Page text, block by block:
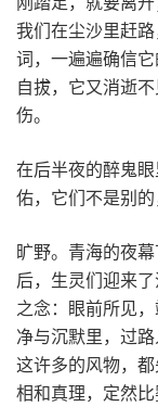
我们在尘沙里赶
词，一遍遍确信
自拔，它又消逝
伤。
在后半夜的醉鬼
佑，它们不是别的
旷野。青海的夜
后，生灵们迎来
之念：眼前所见
净与沉默里，过
这许多的风物，
相和真理，定然